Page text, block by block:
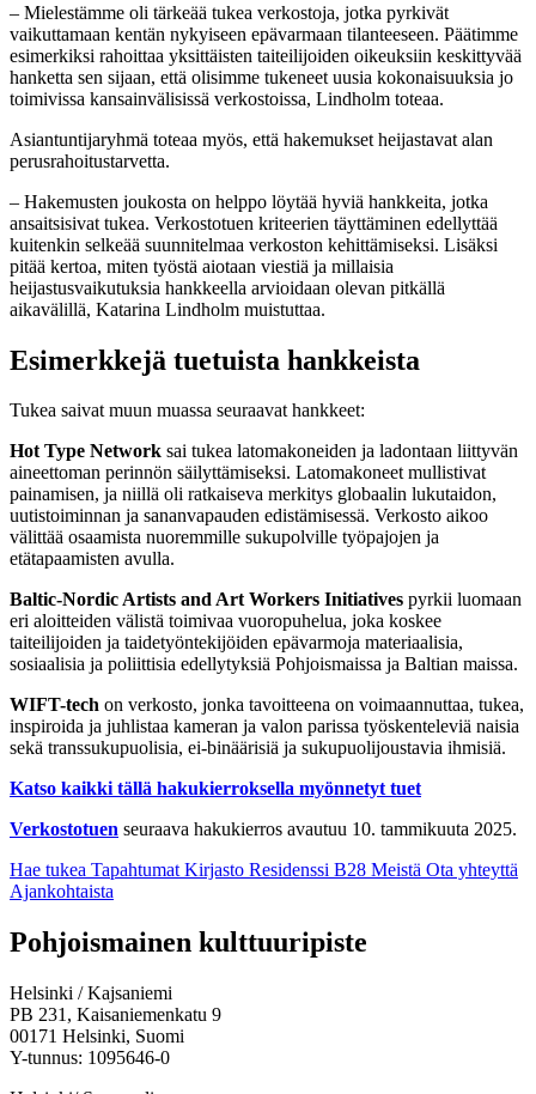
– Mielestämme oli tärkeää tukea verkostoja, jotka pyrkivät
vaikuttamaan kentän nykyiseen epävarmaan tilanteeseen. Päätimme
esimerkiksi rahoittaa yksittäisten taiteilijoiden oikeuksiin keskittyvää
hanketta sen sijaan, että olisimme tukeneet uusia kokonaisuuksia jo
toimivissa kansainvälisissä verkostoissa, Lindholm toteaa.
Asiantuntijaryhmä toteaa myös, että hakemukset heijastavat alan
perusrahoitustarvetta.
– Hakemusten joukosta on helppo löytää hyviä hankkeita, jotka
ansaitsisivat tukea. Verkostotuen kriteerien täyttäminen edellyttää
kuitenkin selkeää suunnitelmaa verkoston kehittämiseksi. Lisäksi
pitää kertoa, miten työstä aiotaan viestiä ja millaisia
heijastusvaikutuksia hankkeella arvioidaan olevan pitkällä
aikavälillä, Katarina Lindholm muistuttaa.
Esimerkkejä tuetuista hankkeista
Tukea saivat muun muassa seuraavat hankkeet:
Hot Type Network sai tukea latomakoneiden ja ladontaan liittyvän
aineettoman perinnön säilyttämiseksi. Latomakoneet mullistivat
painamisen, ja niillä oli ratkaiseva merkitys globaalin lukutaidon,
uutistoiminnan ja sananvapauden edistämisessä. Verkosto aikoo
välittää osaamista nuoremmille sukupolville työpajojen ja
etätapaamisten avulla.
Baltic-Nordic Artists and Art Workers Initiatives pyrkii luomaan
eri aloitteiden välistä toimivaa vuoropuhelua, joka koskee
taiteilijoiden ja taidetyöntekijöiden epävarmoja materiaalisia,
sosiaalisia ja poliittisia edellytyksiä Pohjoismaissa ja Baltian maissa.
WIFT-tech on verkosto, jonka tavoitteena on voimaannuttaa, tukea,
inspiroida ja juhlistaa kameran ja valon parissa työskenteleviä naisia
sekä transsukupuolisia, ei-binäärisiä ja sukupuolijoustavia ihmisiä.
Katso kaikki tällä hakukierroksella myönnetyt tuet
Verkostotuen seuraava hakukierros avautuu 10. tammikuuta 2025.
Hae tukea TapahtumatKirjasto Residenssi B28 Meistä Ota yhteyttä
Ajankohtaista
Facebook:
Avataan
välilehteen
Instagram:
Avataan
välilehteen
TikTok:
Avataan
välilehteen
Youtube:
Avataan
välilehteen
Vimeo:
Avataan
välilehteen
Pohjoismainen kulttuuripiste
Helsinki / Kajsaniemi
PB 231, Kaisaniemenkatu 9
00171 Helsinki, Suomi
Y-tunnus: 1095646-0